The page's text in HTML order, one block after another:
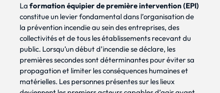
La formation équipier de première intervention (EPI)
constitue un levier fondamental dans l’organisation de
la prévention incendie au sein des entreprises, des
collectivités et de tous les établissements recevant du
public. Lorsqu’un début d’incendie se déclare, les
premières secondes sont déterminantes pour éviter sa
propagation et limiter les conséquences humaines et
matérielles. Les personnes présentes sur les lieux